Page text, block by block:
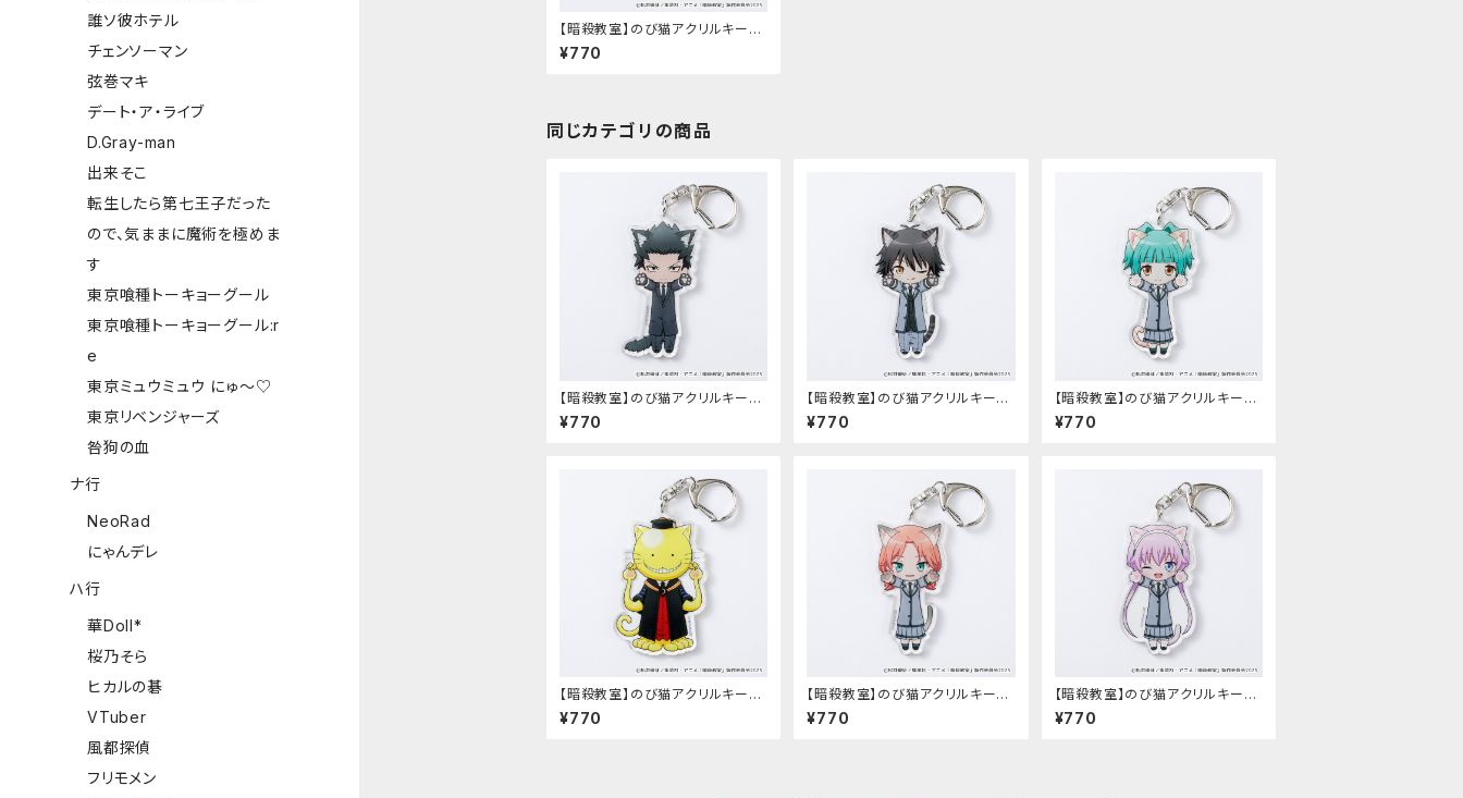
【暗殺教室】のび猫アクリルキーホ
ルダー（イリーナ・イェラビッチ）
¥770
同じカテゴリの商品
【暗殺教室】のび猫アクリルキーホ
ルダー（烏間 惟臣）
¥770
【暗殺教室】のび猫アクリルキーホ
ルダー（磯貝 悠馬）
¥770
【暗殺教室】のび猫アクリルキーホ
ルダー（茅野 カエデ）
¥770
【暗殺教室】のび猫アクリルキーホ
ルダー（殺せんせー）
¥770
【暗殺教室】のび猫アクリルキーホ
ルダー（速水 凛香）
¥770
【暗殺教室】のび猫アクリルキーホ
ルダー（律）
¥770
誰ソ彼ホテル
チェンソーマン
弦巻マキ
デート・ア・ライブ
D.Gray-man
出来そこ
転生したら第七王子だった
ので、気ままに魔術を極めま
す
東京喰種トーキョーグール
東京喰種トーキョーグール:r
e
東京ミュウミュウ にゅ～♡
東京リベンジャーズ
咎狗の血
ナ行
NeoRad
にゃんデレ
ハ行
華Doll*
桜乃そら
ヒカルの碁
VTuber
風都探偵
フリモメン